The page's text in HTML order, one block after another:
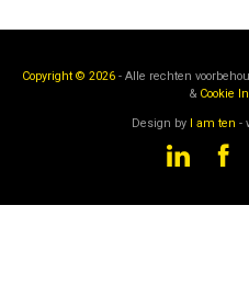
Copyright © 2026 - Alle rechten
& Cookie
Design by I am ten -